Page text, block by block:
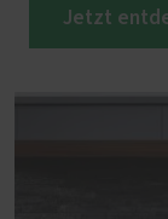
Jetzt